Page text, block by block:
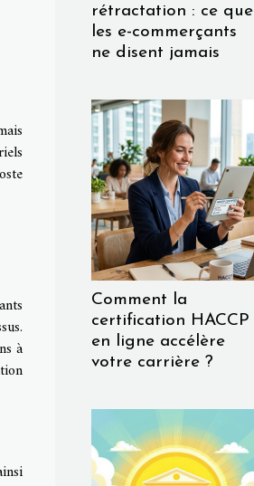
à
rétractation : ce que
les e-commerçants
ne disent jamais
Comment la
certification HACCP
en ligne accélère
votre carrière ?